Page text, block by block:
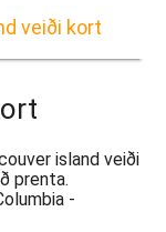
veiði kort
island veiði
prenta.
-